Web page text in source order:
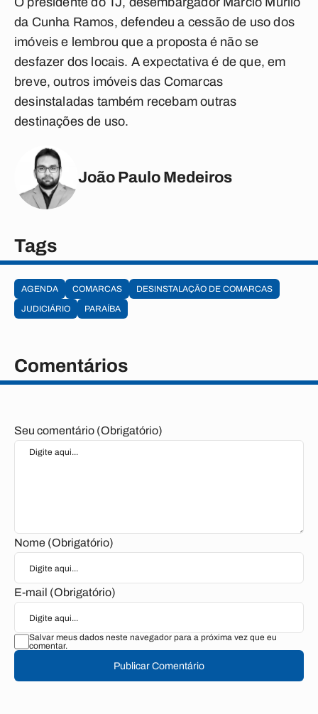
da Cunha Ramos, defendeu a cessão de uso dos
imóveis e lembrou que a proposta é não se
desfazer dos locais. A expectativa é de que, em
breve, outros imóveis das Comarcas
desinstaladas também recebam outras
destinações de uso.
João Paulo Medeiros
Tags
AGENDA COMARCAS
DESINSTALAÇÃO DE COMARCAS
JUDICIÁRIO
PARAÍBA
Comentários
Seu comentário (Obrigatório)
Nome (Obrigatório)
E-mail (Obrigatório)
Salvar meus dados neste navegador para a próxima vez que eu
comentar.
Publicar Comentário